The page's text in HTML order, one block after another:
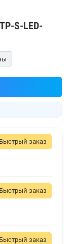
S-LED-
Быстрый заказ
Быстрый заказ
Быстрый заказ